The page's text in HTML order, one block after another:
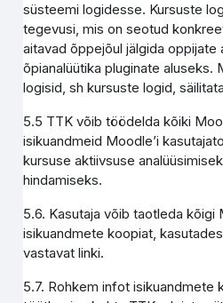
süsteemi logidesse. Kursuste
tegevusi, mis on seotud
aitavad õppejõul jälgida oppijate
õpianalüütika pluginate aluseks.
logisid, sh kursuste logid,
5.5 TTK võib töödelda kõiki
isikuandmeid Moodle’i
kursuse aktiivsuse
hindamiseks.
5.6. Kasutaja võib taotleda
isikuandmete koopiat,
vastavat linki.
5.7. Rohkem infot isikuandmete